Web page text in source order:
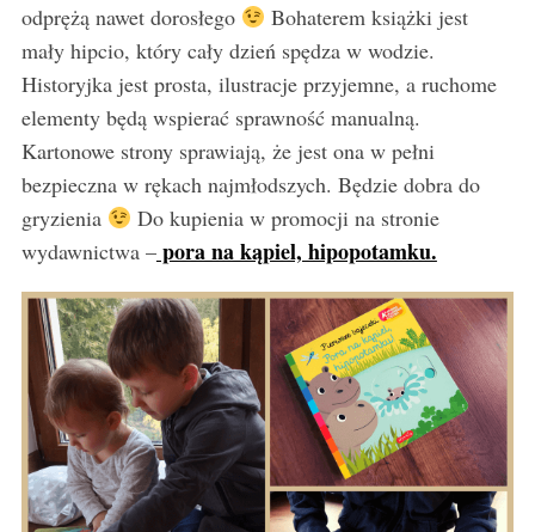
odprężą nawet dorosłego
Bohaterem książki jest
mały hipcio, który cały dzień spędza w wodzie.
Historyjka jest prosta, ilustracje przyjemne, a ruchome
elementy będą wspierać sprawność manualną.
Kartonowe strony sprawiają, że jest ona w pełni
bezpieczna w rękach najmłodszych. Będzie dobra do
gryzienia
Do kupienia w promocji na stronie
wydawnictwa –pora na kąpiel, hipopotamku.
: